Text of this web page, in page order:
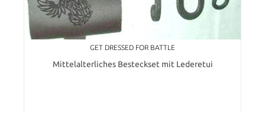
GET DRESSED FOR BATTLE
Mittelalterliches Besteckset mit Lederetui